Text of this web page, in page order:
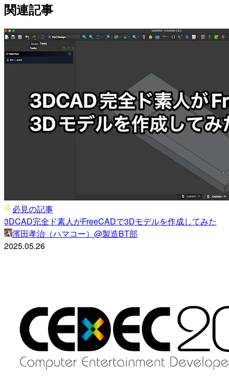
関連記事
必見の記事
3DCAD完全ド素人がFreeCADで3Dモデルを作成してみた
濱田孝治（ハマコー）@製造BT部
2025.05.26